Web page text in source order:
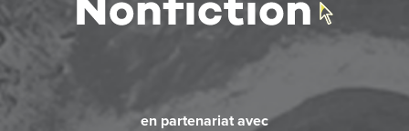
en partenariat avec